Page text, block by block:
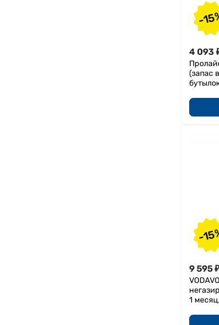
-
4 093
(запас
-
9 595₽
1